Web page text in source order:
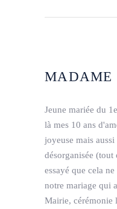
MADAME
Jeune mariée du
là mes 10 ans
joyeuse mais
désorganisée
essayé que cela
notre mariage qui
Mairie, cérémonie